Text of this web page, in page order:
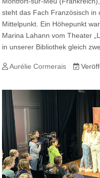
steht das Fach Französisch in
Mittelpunkt. Ein Höhepunkt
Marina Lahann vom Theater
in unserer Bibliothek gleich
Aurélie Cormerais